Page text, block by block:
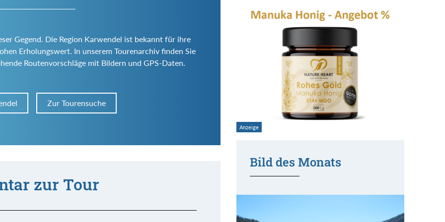
Gegend. Die Region Karwendel ist bekannt für ihre
Erholungswert. In unserem Tourenarchiv finden Sie
Routenvorschläge mit Bildern und GPS-Daten.
Zur Tourensuche
zur Tour
Bild des Monats